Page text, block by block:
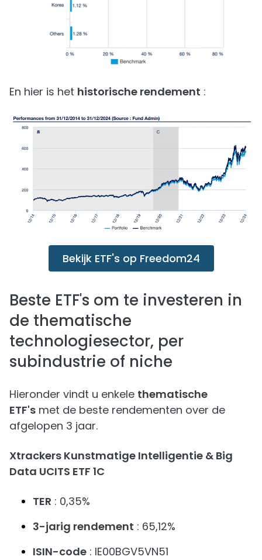
En hier is het historische rendement :
Bekijk ETF's op Freedom24
Beste ETF's om te investeren in
de thematische
technologiesector, per
subindustrie of niche
Hieronder vindt u enkele thematische
ETF's met de beste rendementen over de
afgelopen 3 jaar.
Xtrackers Kunstmatige Intelligentie & Big
Data UCITS ETF 1C
TER : 0,35%
3-jarig rendement : 65,12%
ISIN-code : IE00BGV5VN51